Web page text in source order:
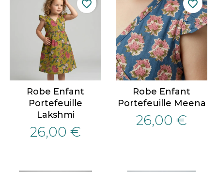
Robe Enfant
Portefeuille
Lakshmi
26,00 €
favorite_border
Robe Enfant
Portefeuille Meena
26,00 €
favorite_border